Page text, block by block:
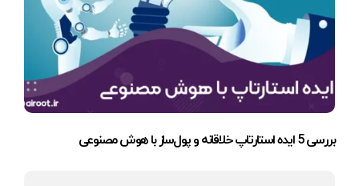
بررسی 5 ایده استارتاپ خلاقانه و پول‌ساز با هوش مصنوعی